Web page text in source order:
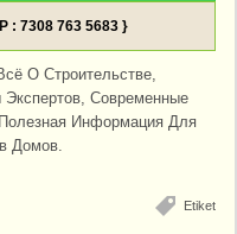
: 7308 763 5683 }
О Строительстве,
Современные
Информация Для
Домов.
Etiket